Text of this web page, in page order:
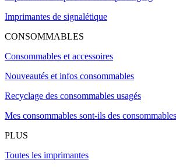
Imprimantes de signalétique
CONSOMMABLES
Consommables et accessoires
Nouveautés et infos consommables
Recyclage des consommables usagés
Mes consommables sont-ils des
PLUS
Toutes les imprimantes